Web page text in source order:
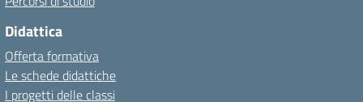
Didattica
Offerta formativa
Le schede didattiche
I progetti delle classi